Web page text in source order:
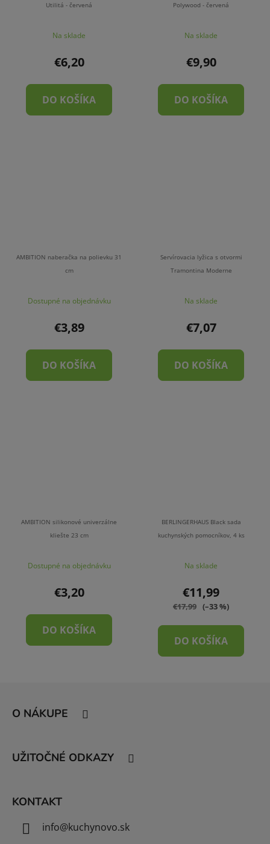
Utilitá - červená
Na sklade
€6,20
DO KOŠÍKA
Polywood - červená
Na sklade
€9,90
DO KOŠÍKA
AMBITION naberačka na polievku 31
cm
Dostupné na objednávku
€3,89
DO KOŠÍKA
Servírovacia lyžica s otvormi
Tramontina Moderne
Na sklade
€7,07
DO KOŠÍKA
AMBITION silikonové univerzálne
kliešte 23 cm
Dostupné na objednávku
€3,20
DO KOŠÍKA
BERLINGERHAUS Black sada
kuchynských pomocníkov, 4 ks
Na sklade
€11,99
€17,99 (–33 %)
DO KOŠÍKA
O NÁKUPE
UŽITOČNÉ ODKAZY
KONTAKT
info@kuchynovo.sk